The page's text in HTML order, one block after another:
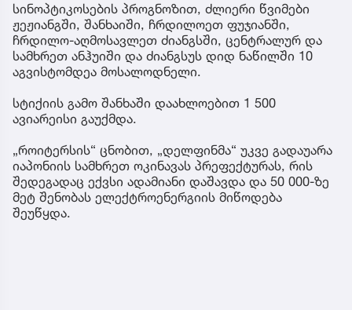
სინოპტიკოსების პროგნოზით, ძლიერი წვიმები
ჟეჟიანგში, შანხაიში, ჩრდილოეთ ფუჯიანში,
ჩრდილო-აღმოსავლეთ ძიანგსში, ცენტრალურ და
სამხრეთ ანჰუიში და ძიანგსუს დიდ ნაწილში 10
აგვისტომდეა მოსალოდნელი.
სტიქიის გამო შანხაში დაახლოებით 1 500
ავიარეისი გაუქმდა.
„როიტერსის“ ცნობით, „დელფინმა“ უკვე გადაუარა
იაპონიის სამხრეთ ოკინავას პრეფექტურას, რის
შედეგადაც ექვსი ადამიანი დაშავდა და 50 000-ზე
მეტ შენობას ელექტროენერგიის მიწოდება
შეუწყდა.